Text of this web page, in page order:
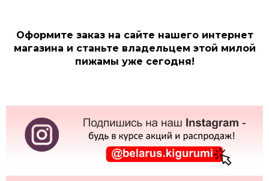
Оформите заказ на сайте нашего интернет
магазина и станьте владельцем этой милой
пижамы уже сегодня!